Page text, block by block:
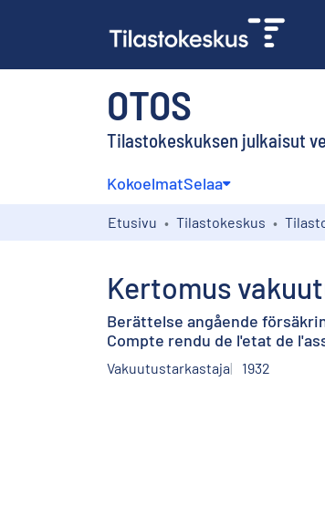
OTOS
Tilastokeskuksen julkaisut
KokoelmatSelaa
Etusivu Tilastokeskus
Kertomus
Berättelse angående
Compte rendu de l'etat de
Vakuutustarkastaja 1932